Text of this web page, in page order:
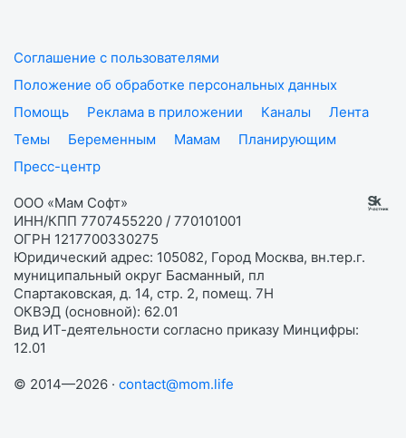
Соглашение с пользователями
Положение об обработке персональных данных
Помощь
Реклама в приложении Каналы
Лента
Темы
Беременным Мамам
Планирующим
Пресс-центр
ООО «Мам Софт»
ИНН/КПП 7707455220 / 770101001
ОГРН 1217700330275
Юридический адрес: 105082, Город Москва, вн.тер.г.
муниципальный округ Басманный, пл
Спартаковская, д. 14, стр. 2, помещ. 7Н
ОКВЭД (основной): 62.01
Вид ИТ-деятельности согласно приказу Минцифры:
12.01
© 2014—2026 · contact@mom.life